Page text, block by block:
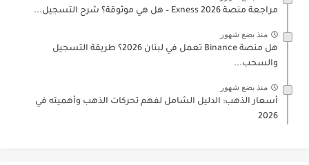
مراجعة منصة Exness 2026 – هل هي موثوقة؟ شرح التسجيل...
منذ بضع شهور
هل منصة Binance تعمل في لبنان 2026؟ طريقة التسجيل
والسحب...
منذ بضع شهور
أسعار الذهب: الدليل الشامل لفهم تحركات الذهب وأهميته في
2026